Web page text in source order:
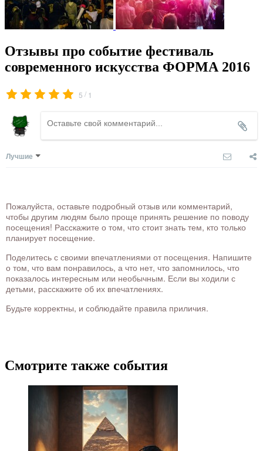
Отзывы про событие фестиваль
современного искусства ФОРМА 2016
5 / 1
Лучшие
Пожалуйста, оставьте подробный отзыв или комментарий,
чтобы другим людям было проще принять решение по поводу
посещения! Расскажите о том, что стоит знать тем, кто только
планирует посещение.
Поделитесь с своими впечатлениями от посещения. Напишите
о том, что вам понравилось, а что нет, что запомнилось, что
показалось интересным или необычным. Если вы ходили с
детьми, расскажите об их впечатлениях.
Будьте корректны, и соблюдайте правила приличия.
Смотрите также события